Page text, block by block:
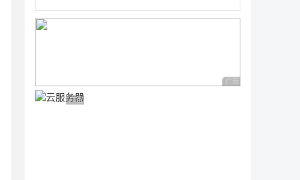
广告 商业广告，理性
广告 商业广告，理性选择